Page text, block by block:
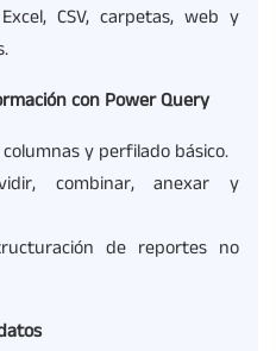
CSV, carpetas, web y
con Power Query
y perfilado básico.
combinar, anexar y
de reportes no